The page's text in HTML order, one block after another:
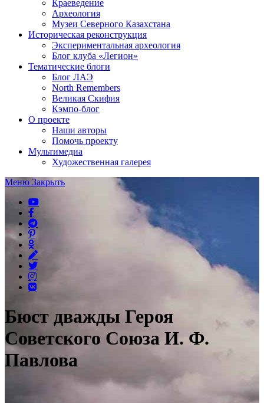
Краеведение
Археология
Музеи Северного Казахстана
Историческая реконструкция
Экспериментальная археология
Блог клуба «Легион»
Тематические блоги
Блог ЛАЭ
North Remembers
Великая Скифия
Кэмпо-блог
О проекте
Наши авторы
Помочь проекту
Мультимедиа
Художественная галерея
Меню Закрыть
Бюст дважды Героя
Советского Союза И. Ф.
Павлова